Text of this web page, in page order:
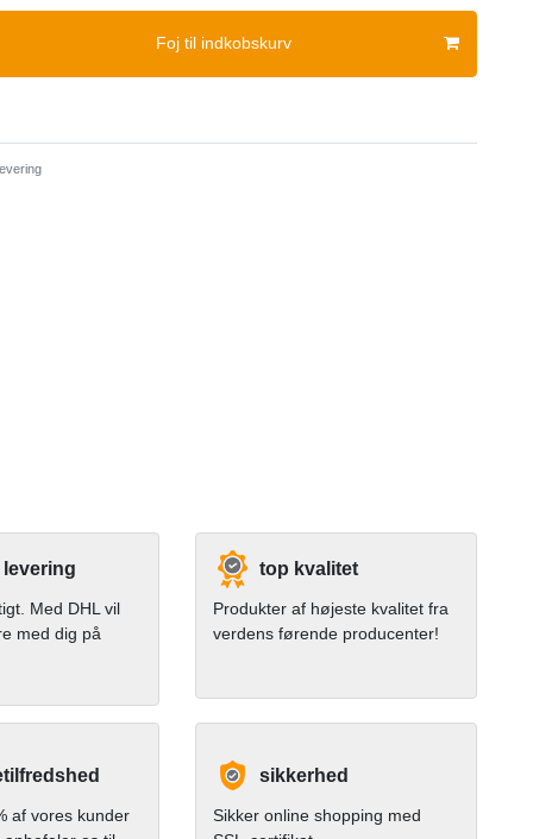
Foj til indkobskurv
levering
Med DHL vil
med dig på
top kvalitet
Produkter af højeste kvalitet fra
verdens førende producenter!
af vores kunder
sikkerhed
Sikker online shopping med